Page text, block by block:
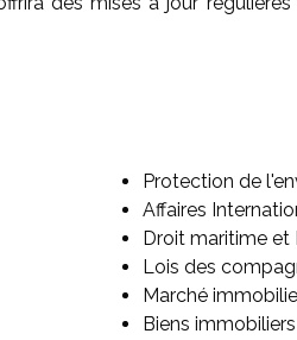
Protection de
Affaires
Droit maritime et
Lois des
Marché
Biens